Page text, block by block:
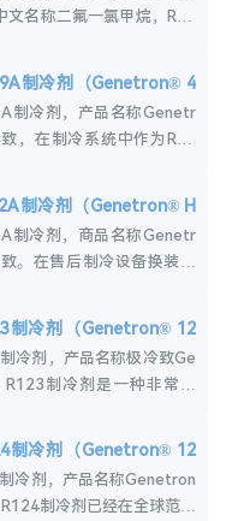
名称二氟一氯甲烷，R22
制冷剂（Genetron® 4
制冷剂，产品名称Genetr
，在制冷系统中作为R12
制冷剂（Genetron® H
制冷剂，商品名称Genetr
。在售后制冷设备换装制
制冷剂（Genetron® 12
冷剂，产品名称极冷致Ge
制冷剂是一种非常低
于新设备和改...
制冷剂（Genetron® 12
冷剂，产品名称Genetron
制冷剂已经在全球范围